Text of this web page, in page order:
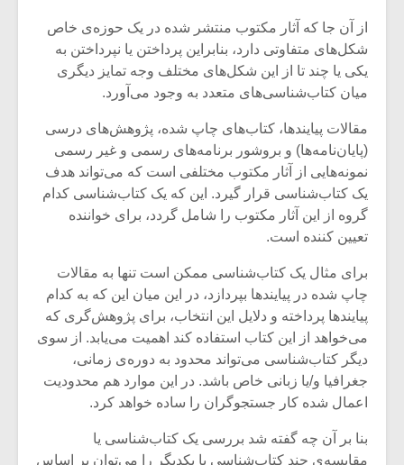
از آن جا که آثار مکتوب منتشر شده در یک حوزه‌ی خاص
شکل‌های متفاوتی دارد، بنابراین پرداختن یا نپرداختن به
یکی یا چند تا از این شکل‌های مختلف وجه تمایز دیگری
میان کتاب‌شناسی‌های متعدد به وجود می‌آورد.
مقالات پیایند‌ها، کتاب‌های چاپ شده، پژوهش‌های درسی
(پایان‌نامه‌ها) و بروشور برنامه‌های رسمی و غیر رسمی
نمونه‌هایی از آثار مکتوب مختلفی است که می‌تواند هدف
یک کتاب‌شناسی قرار گیرد. این که یک کتاب‌شناسی کدام‌
گروه از این آثار مکتوب را شامل گردد، برای خواننده
تعیین کننده است.
برای مثال یک کتاب‌شناسی ممکن است تنها به مقالات
چاپ شده در پیایندها بپردازد، در این میان این که به کدام
پیایندها پرداخته و دلایل این انتخاب، برای پژوهش‌گری که
می‌خواهد از این کتاب استفاده کند اهمیت می‌یابد. از سوی
دیگر کتاب‌شناسی می‌تواند محدود به دوره‌ی زمانی،
جغرافیا و/یا زبانی خاص باشد. در این موارد هم محدودیت
اعمال شده کار جستجوگران را ساده خواهد کرد.
بنا بر آن چه گفته شد بررسی یک کتاب‌شناسی یا
مقایسه‌ی چند کتاب‌شناسی با یکدیگر را می‌توان بر اساس
اگر نمی توانی
مشهورترین باشی،
بدنام ترین باش
سکانسی
موسیقی